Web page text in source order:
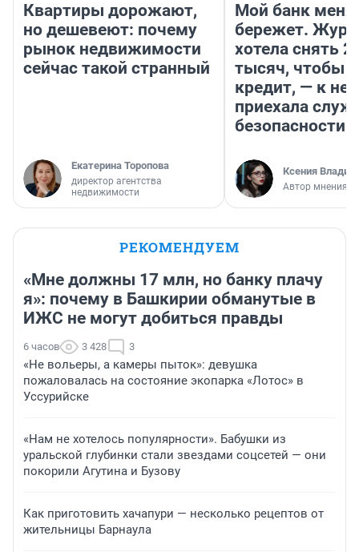
Квартиры дорожают,
но дешевеют: почему
рынок недвижимости
сейчас такой странный
Екатерина Торопова
директор агентства
недвижимости
Мой банк меня
бережет.
хотела снять
тысяч, чтобы
кредит, — к
приехала
безопасности
Ксения
Автор мнения
РЕКОМЕНДУЕМ
«Мне должны 17 млн, но банку плачу
я»: почему в Башкирии обманутые в
ИЖС не могут добиться правды
6 часов 3 428 3
«Не вольеры, а камеры пыток»: девушка
пожаловалась на состояние экопарка «Лотос» в
Уссурийске
«Нам не хотелось популярности». Бабушки из
уральской глубинки стали звездами соцсетей — они
покорили Агутина и Бузову
Как приготовить хачапури — несколько рецептов от
жительницы Барнаула